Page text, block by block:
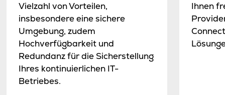
Vielzahl von Vorteilen,
insbesondere eine sichere
Umgebung, zudem
Hochverfügbarkeit und
Redundanz für die Sicherstellung
Ihres kontinuierlichen IT-
Betriebes.
Ihnen